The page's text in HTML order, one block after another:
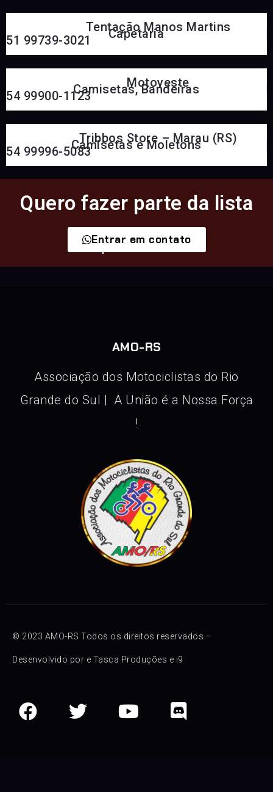
Tentação Manos Martins
Capetaria
51 99739-3021
Motoveste
Camisetas, Bandeiras
54 99900-1123
Tribbos Store – Marau (RS)
Camisetas e Moletons
54 99996-5083
Quero fazer parte da lista
Entrar em contato
AMO-RS
Associação dos Motociclistas do Rio
Grande do Sul | A União é a Nossa Força
!
© 2023 AMO-RS Todos os direitos reservados –
Desenvolvido por e Tasca Produções e i9